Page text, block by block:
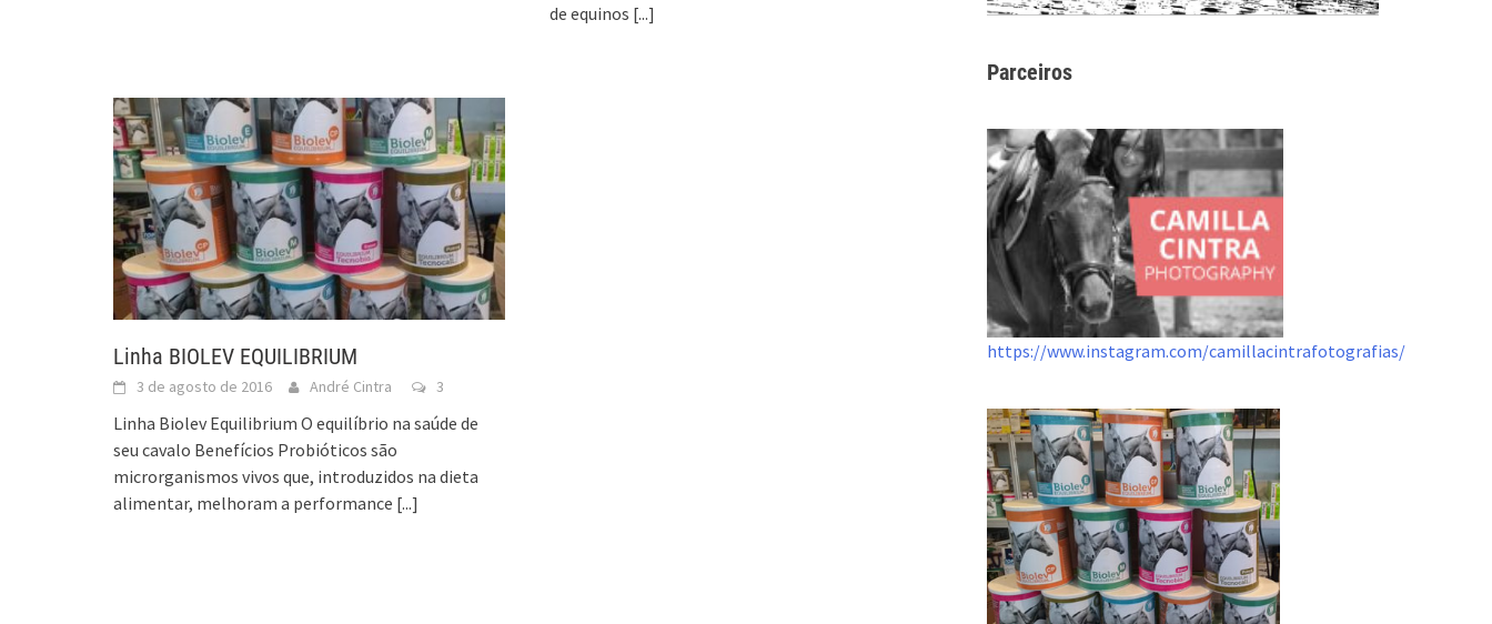
de equinos [...]
Linha BIOLEV EQUILIBRIUM
3 de agosto de 2016 André Cintra 3
Linha Biolev Equilibrium O equilíbrio na saúde de
seu cavalo Benefícios Probióticos são
microrganismos vivos que, introduzidos na dieta
alimentar, melhoram a performance [...]
Parceiros
https://www.instagram.com/camillacintrafotografias/